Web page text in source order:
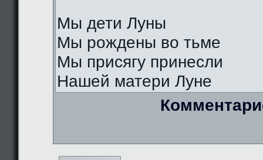
Мы дети Луны
Мы рождены во тьме
Мы присягу принесли
Нашей матери Луне